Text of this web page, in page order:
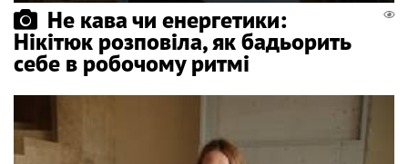
Не кава чи енергетики:
Нікітюк розповіла, як бадьорить
себе в робочому ритмі